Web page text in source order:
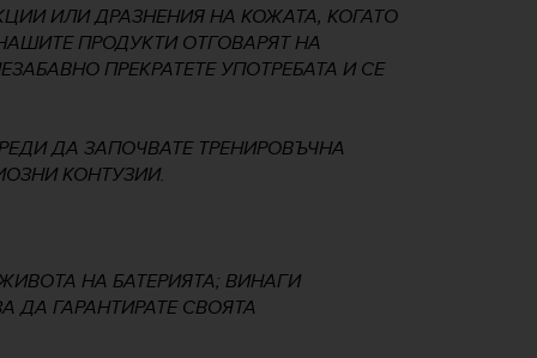
ИЛИ ДРАЗНЕНИЯ НА КОЖАТА, КОГАТО
ПРОДУКТИ ОТГОВАРЯТ НА
ПРЕКРАТЕТЕ УПОТРЕБАТА И СЕ
ДА ЗАПОЧВАТЕ ТРЕНИРОВЪЧНА
КОНТУЗИИ.
НА БАТЕРИЯТА; ВИНАГИ
ДА ГАРАНТИРАТЕ СВОЯТА